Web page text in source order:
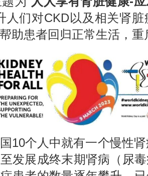
人们对CKD以及相关肾
助患者回归正常生活，重
个人中就有一个慢性肾
发展成终末期肾病（尿